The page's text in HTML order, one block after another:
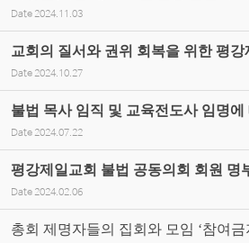
Date 2024.11.03
교회의 질서와 권위 회복을 위한 평
Date 2024.10.27
불법 목사 임직 및 교육전도사 임명
Date 2024.07.22
평강제일교회 불법 공동의회 회원 명
Date 2024.02.06
총회 제명자들의 집회와 모임 ‘참여금